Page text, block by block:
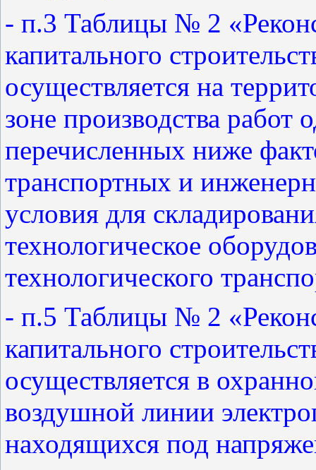
- п.3 Таблицы № 2
капитального
осуществляется на
зоне производства работ
перечисленных ниже
транспортных и
условия для
технологическое
технологического
- п.5 Таблицы № 2
капитального
осуществляется в
воздушной линии
находящихся под